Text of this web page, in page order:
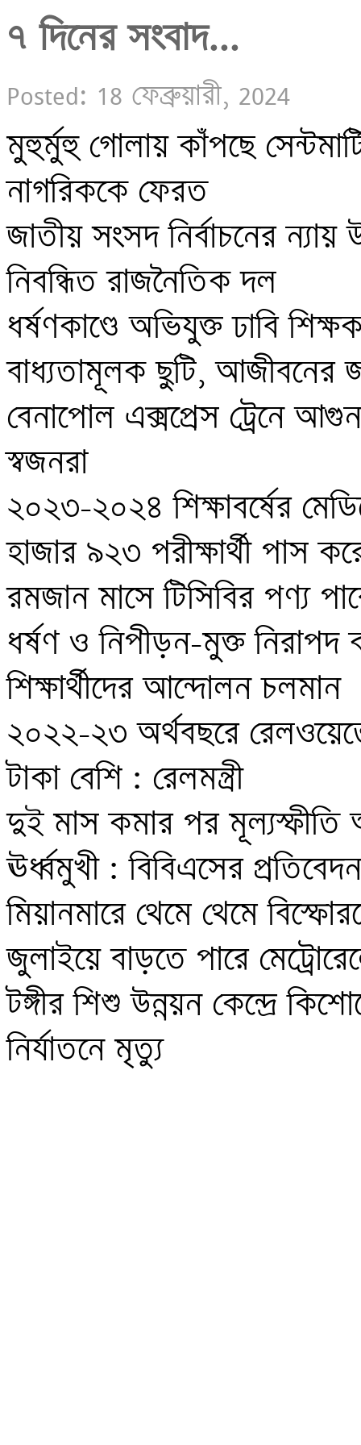
৭ দিনের সংবাদ...
Posted: 18 ফেব্রুয়ারী, 2024
মুহুর্মুহু গোলায় কাঁপছে
নাগরিককে ফেরত
জাতীয় সংসদ নির্বাচনের
নিবন্ধিত রাজনৈতিক দল
ধর্ষণকাণ্ডে অভিযুক্ত ঢাবি
বাধ্যতামূলক ছুটি, আজীবনের
বেনাপোল এক্সপ্রেস ট্রেনে
স্বজনরা
২০২৩-২০২৪ শিক্ষাবর্ষের
হাজার ৯২৩ পরীক্ষার্থী পাস
রমজান মাসে টিসিবির পণ্য
ধর্ষণ ও নিপীড়ন-মুক্ত নিরাপদ
শিক্ষার্থীদের আন্দোলন চলমান
২০২২-২৩ অর্থবছরে
টাকা বেশি : রেলমন্ত্রী
দুই মাস কমার পর
ঊর্ধ্বমুখী : বিবিএসের
মিয়ানমারে থেমে থেমে
জুলাইয়ে বাড়তে পারে
টঙ্গীর শিশু উন্নয়ন কেন্দ্রে